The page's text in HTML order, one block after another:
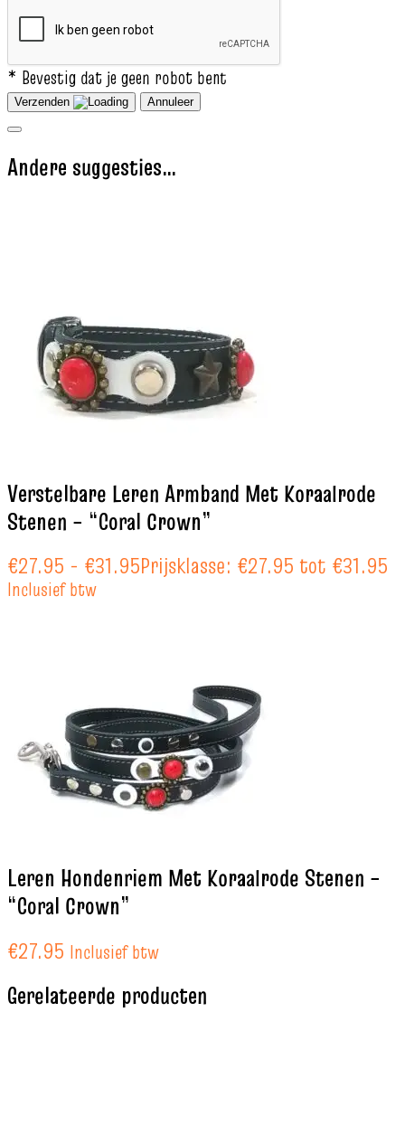
* Bevestig dat je geen robot bent
Verzenden Annuleer
Andere suggesties…
Verstelbare Leren Armband Met Koraalrode
Stenen – “Coral Crown”
€27.95 - €31.95Prijsklasse: €27.95 tot €31.95
Inclusief btw
Leren Hondenriem Met Koraalrode Stenen –
“Coral Crown”
€27.95 Inclusief btw
Gerelateerde producten